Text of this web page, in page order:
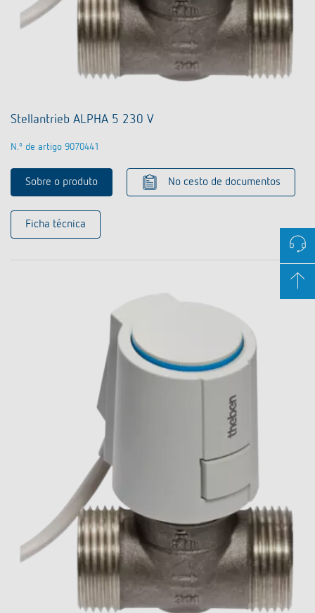
Stellantrieb ALPHA 5 230 V
N.º de artigo 9070441
Sobre o produto No cesto de documentos
Ficha técnica